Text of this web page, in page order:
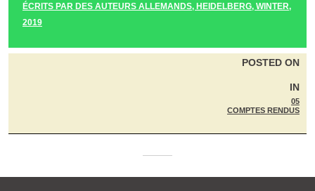
ÉCRITS PAR DES AUTEURS ALLEMANDS, HEIDELBERG, WINTER,
2019
POSTED ON
IN
05
COMPTES RENDUS